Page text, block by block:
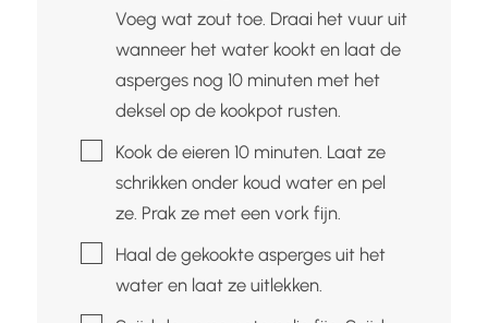
Voeg wat zout toe. Draai het vuur uit
wanneer het water kookt en laat de
asperges nog 10 minuten met het
deksel op de kookpot rusten.
▢Kook de eieren 10 minuten. Laat ze
schrikken onder koud water en pel
ze. Prak ze met een vork fijn.
▢Haal de gekookte asperges uit het
water en laat ze uitlekken.